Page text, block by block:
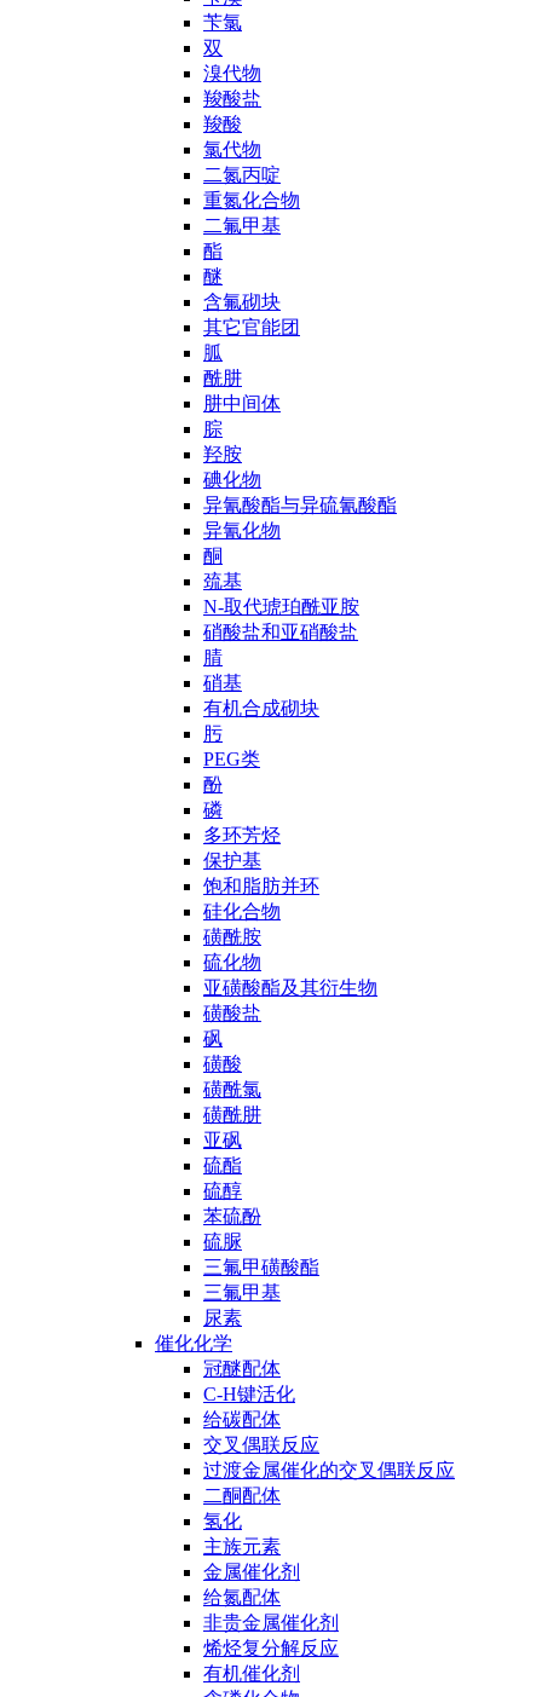
苄氯
双
溴代物
羧酸盐
羧酸
氯代物
二氮丙啶
重氮化合物
二氟甲基
酯
醚
含氟砌块
其它官能团
胍
酰肼
肼中间体
腙
羟胺
碘化物
异氰酸酯与异硫氰酸酯
异氰化物
酮
巯基
N-取代琥珀酰亚胺
硝酸盐和亚硝酸盐
腈
硝基
有机合成砌块
肟
PEG类
酚
磷
多环芳烃
保护基
饱和脂肪并环
硅化合物
磺酰胺
硫化物
亚磺酸酯及其衍生物
磺酸盐
砜
磺酸
磺酰氯
磺酰肼
亚砜
硫酯
硫醇
苯硫酚
硫脲
三氟甲磺酸酯
三氟甲基
尿素
催化化学
冠醚配体
C-H键活化
给碳配体
交叉偶联反应
过渡金属催化的交叉偶联反应
二酮配体
氢化
主族元素
金属催化剂
给氮配体
非贵金属催化剂
烯烃复分解反应
有机催化剂